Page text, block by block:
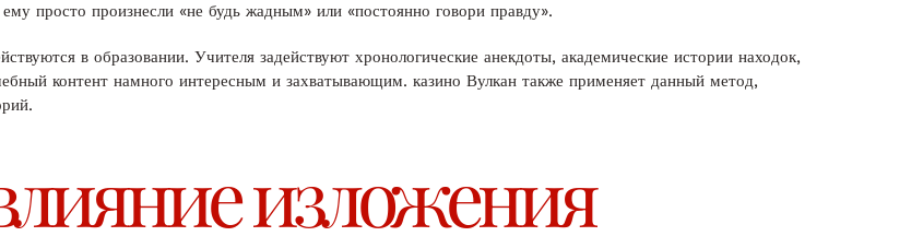
просто произнесли «не будь жадным» или «постоянно говори правду».
в образовании. Учителя задействуют хронологические анекдоты, академические истории находок,
контент намного интересным и захватывающим. казино Вулкан также применяет данный метод,
изложения